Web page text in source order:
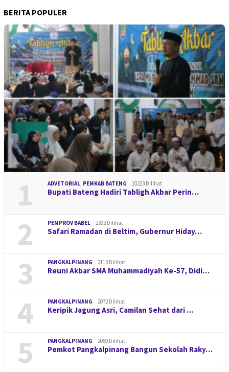
BERITA POPULER
1 ADVETORIAL, PEMKAB BATENG 10223 Dilihat
Bupati Bateng Hadiri Tabligh Akbar Perin…
2 PEMPROV BABEL 2392 Dilihat
Safari Ramadan di Beltim, Gubernur Hiday…
3 PANGKALPINANG 2113 Dilihat
Reuni Akbar SMA Muhammadiyah Ke-57, Didi…
4 PANGKALPINANG 2072 Dilihat
Keripik Jagung Asri, Camilan Sehat dari …
5 PANGKALPINANG 2069 Dilihat
Pemkot Pangkalpinang Bangun Sekolah Raky…